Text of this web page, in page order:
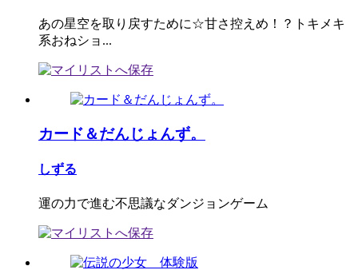
あの星空を取り戻すために☆甘さ控えめ！？トキメキ
系おねショ...
カード＆だんじょんず。
しずる
運の力で進む不思議なダンジョンゲーム